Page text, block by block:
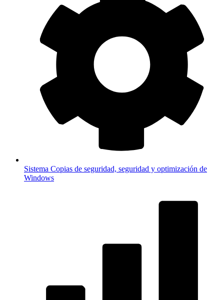
Sistema Copias de seguridad, seguridad y optimización de
Windows